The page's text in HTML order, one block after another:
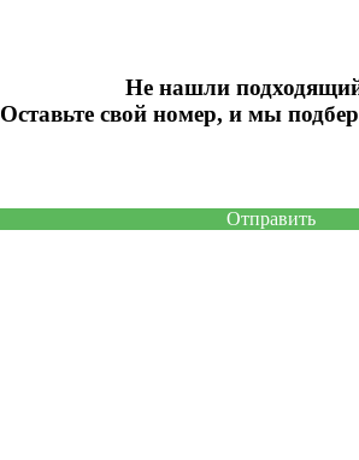
Не нашли
Оставьте свой номер, и мы
Отправить